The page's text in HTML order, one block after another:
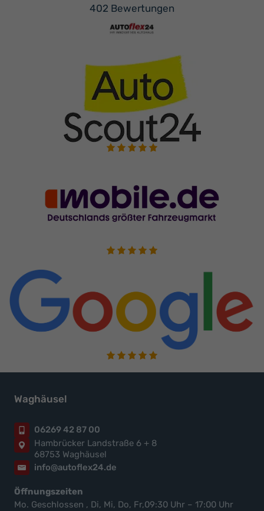
402 Bewertungen
Waghäusel
06269 42 87 00
Hambrücker Landstraße 6 + 8
68753 Waghäusel
info@autoflex24.de
Öffnungszeiten
Mo. Geschlossen , Di, Mi, Do, Fr,09:30 Uhr – 17:00 Uhr